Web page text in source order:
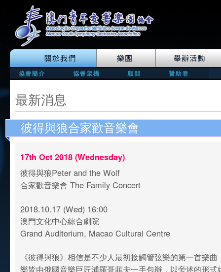
最新消息
彼得與狼合家歡音樂會
17th Oct 2018 (Wednesday)
彼得與狼Peter and the Wolf
合家歡音樂會 The Family Concert
2018.10.17 (Wed) 16:00
澳門文化中心綜合劇院
Grand Auditorium, Macao Cultural Centre
《彼得與狼》相信是不少人最初接觸管弦樂的第一首樂
樂皆由俄國音樂巨匠浦羅哥菲夫一手包辦，以旁述的形